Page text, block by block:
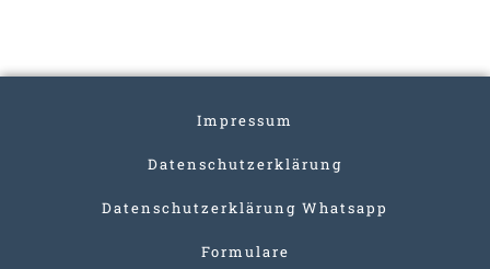
Impressum
Datenschutzerklärung
Datenschutzerklärung Whatsapp
Formulare